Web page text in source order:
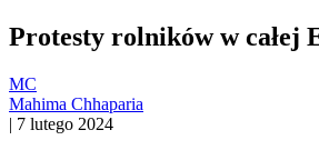
Protesty rolników w całej
MC
Mahima Chhaparia
| 7 lutego 2024